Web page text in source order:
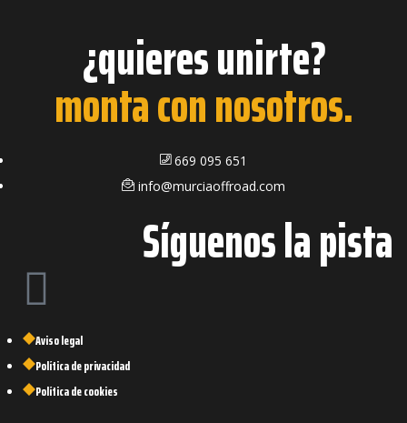
¿quieres unirte?
monta con nosotros.
669 095 651
info@murciaoffroad.com
Síguenos la pista
Aviso legal
Política de privacidad
Política de cookies